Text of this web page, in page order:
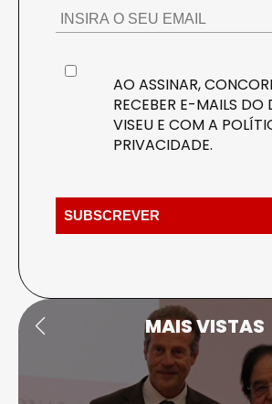
AO ASSINAR,
RECEBER E-MAILS DO
VISEU E COM A
PRIVACIDADE.
MAIS VISTAS